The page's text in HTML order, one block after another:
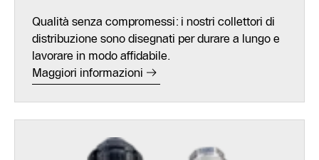
Qualità senza compromessi: i nostri collettori di
distribuzione sono disegnati per durare a lungo e
lavorare in modo affidabile.
Maggiori informazioni